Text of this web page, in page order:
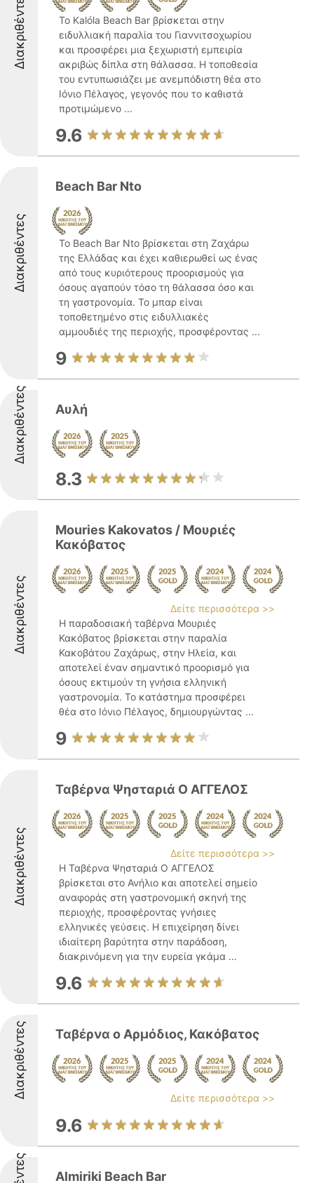
Διακριθέντες
Το Kalóla Beach Bar βρίσκεται στην
ειδυλλιακή παραλία του Γιαννιτσοχωρίου
και προσφέρει μια ξεχωριστή εμπειρία
ακριβώς δίπλα στη θάλασσα. Η τοποθεσία
του εντυπωσιάζει με ανεμπόδιστη θέα στο
Ιόνιο Πέλαγος, γεγονός που το καθιστά
προτιμώμενο ...
9.6
Διακριθέντες
Beach Bar Nto
Το Beach Bar Nto βρίσκεται στη Ζαχάρω
της Ελλάδας και έχει καθιερωθεί ως ένας
από τους κυριότερους προορισμούς για
όσους αγαπούν τόσο τη θάλασσα όσο και
τη γαστρονομία. Το μπαρ είναι
τοποθετημένο στις ειδυλλιακές
αμμουδιές της περιοχής, προσφέροντας ...
9
Διακριθέντες Αυλή
8.3
Διακριθέντες
Mouries Kakovatos / Μουριές
Κακόβατος
Δείτε περισσότερα >>
Η παραδοσιακή ταβέρνα Μουριές
Κακόβατος βρίσκεται στην παραλία
Κακοβάτου Ζαχάρως, στην Ηλεία, και
αποτελεί έναν σημαντικό προορισμό για
όσους εκτιμούν τη γνήσια ελληνική
γαστρονομία. Το κατάστημα προσφέρει
θέα στο Ιόνιο Πέλαγος, δημιουργώντας ...
9
Διακριθέντες
Ταβέρνα Ψησταριά Ο ΑΓΓΕΛΟΣ
Δείτε περισσότερα >>
Η Ταβέρνα Ψησταριά Ο ΑΓΓΕΛΟΣ
βρίσκεται στο Ανήλιο και αποτελεί σημείο
αναφοράς στη γαστρονομική σκηνή της
περιοχής, προσφέροντας γνήσιες
ελληνικές γεύσεις. Η επιχείρηση δίνει
ιδιαίτερη βαρύτητα στην παράδοση,
διακρινόμενη για την ευρεία γκάμα ...
9.6
Διακριθέντες Ταβέρνα ο Αρμόδιος, Κακόβατος
Δείτε περισσότερα >>
9.6
Almiriki Beach Bar